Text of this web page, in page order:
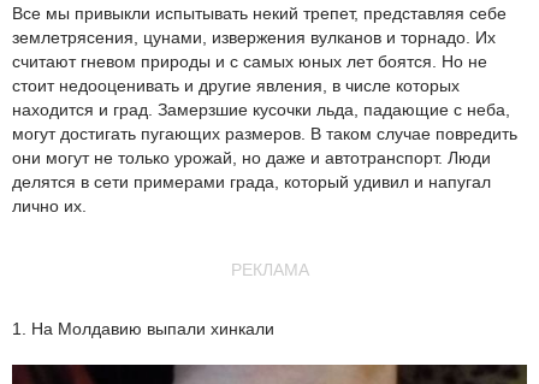
Все мы привыкли испытывать некий трепет, представляя себе
землетрясения, цунами, извержения вулканов и торнадо. Их
считают гневом природы и с самых юных лет боятся. Но не
стоит недооценивать и другие явления, в числе которых
находится и град. Замерзшие кусочки льда, падающие с неба,
могут достигать пугающих размеров. В таком случае повредить
они могут не только урожай, но даже и автотранспорт. Люди
делятся в сети примерами града, который удивил и напугал
лично их.
РЕКЛАМА
1. На Молдавию выпали хинкали